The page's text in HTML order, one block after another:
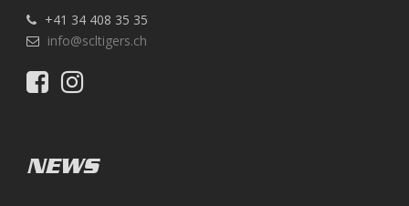
+41 34 408 35 35
info@scltigers.ch
NEWS